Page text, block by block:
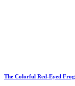
The Colorful Red-Eyed Frog